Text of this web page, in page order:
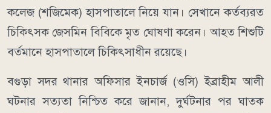
কলেজ (শজিমেক) হাসপাতালে নিয়ে যান। সেখানে কর্তব্যরত
চিকিৎসক জেসমিন বিবিকে মৃত ঘোষণা করেন। আহত শিশুটি
বর্তমানে হাসপাতালে চিকিৎসাধীন রয়েছে।
বগুড়া সদর থানার অফিসার ইনচার্জ (ওসি) ইব্রাহীম আলী
ঘটনার সত্যতা নিশ্চিত করে জানান, দুর্ঘটনার পর ঘাতক